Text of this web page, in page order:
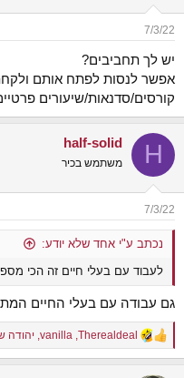
s
7/3/22
יש לך תחביבים?
אפשר לנסות לפתח אותם
קורסים/סדנאות/שיעורים
H
half-solid
משתמש בכיר
7/3/22
נכתב ע"י אחד שלא יודע:
לעבוד עם בעלי חיים זה הכי
גם עבודה עם בעלי החיים
R
e
Therealdeal
vanilla יהודה